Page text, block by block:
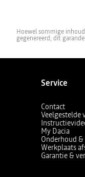
Hoewel sommige
gegenereerd; dit
Service
Contact
Veelgestelde
My Dacia
Onderhoud
Werkplaats
Garantie &